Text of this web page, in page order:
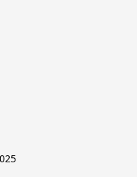
© Компот 2025